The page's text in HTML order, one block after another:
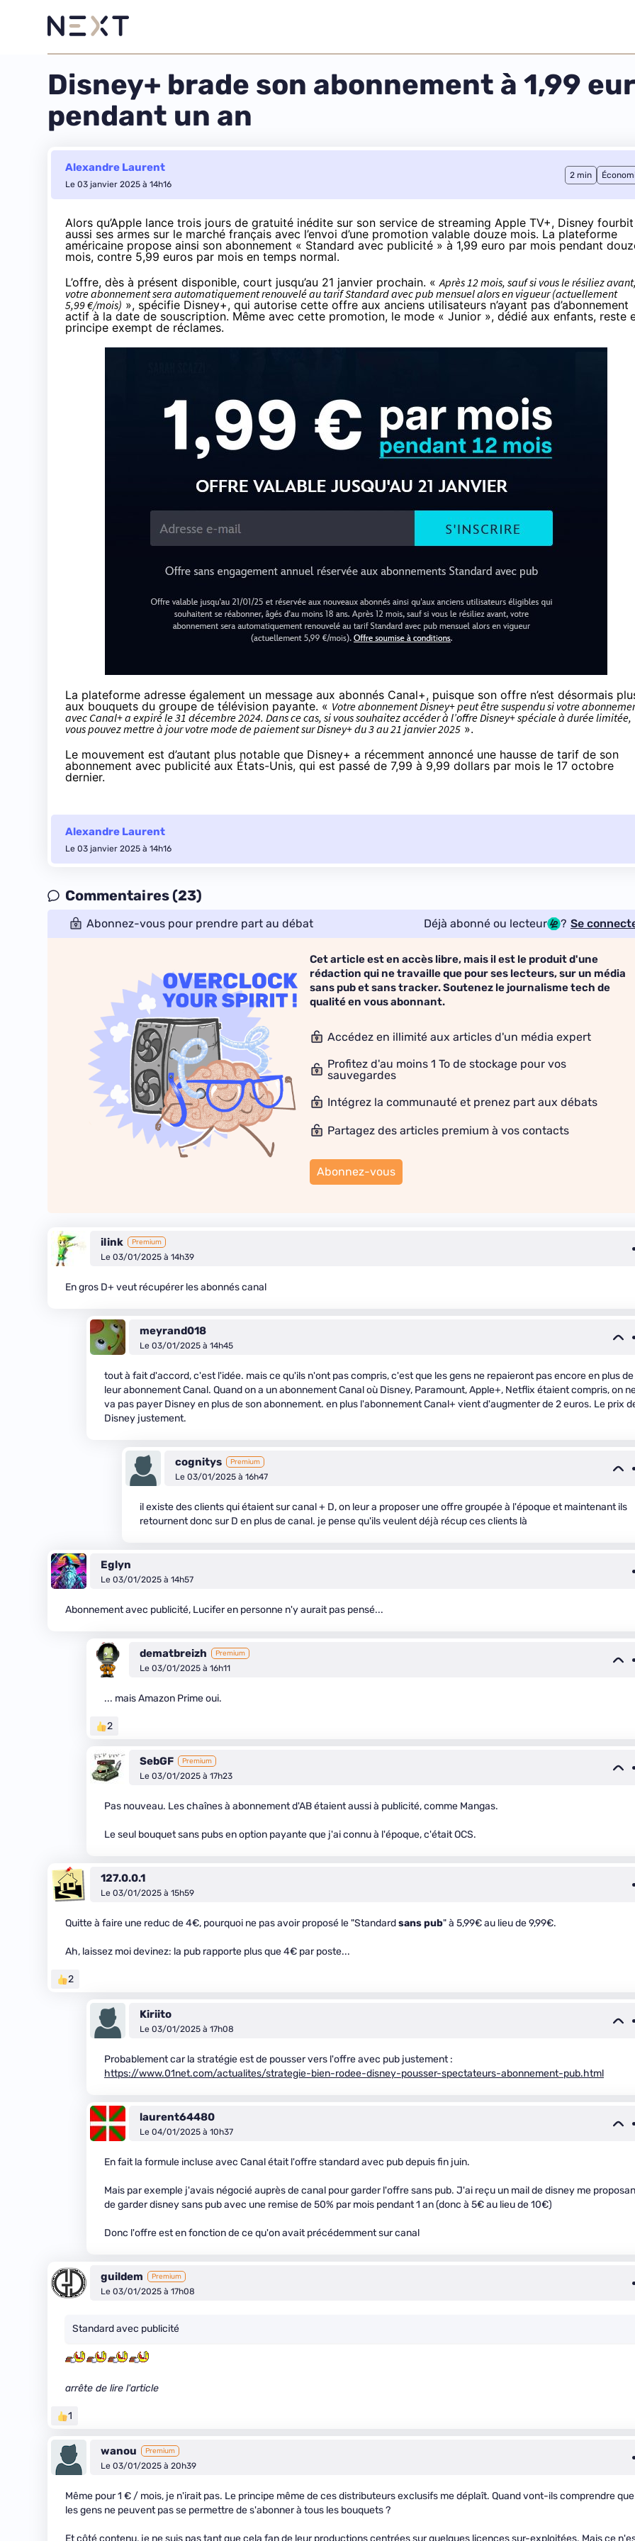
Disney+ brade son abonnement à 1,99
pendant un an
Alexandre Laurent
Le 03 janvier 2025 à 14h16
2 min
Alors qu’Apple lance trois jours de gratuité inédite sur son service de streaming Apple TV+, Disney fourbit
aussi ses armes sur le marché français avec l’envoi d’une promotion valable douze mois. La plateforme
américaine propose ainsi son abonnement « Standard avec publicité » à 1,99 euro par mois pendant
mois, contre 5,99 euros par mois en temps normal.
L’offre, dès à présent disponible, court jusqu’au 21 janvier prochain. «Après 12 mois, sauf si vous le résiliez
votre abonnement sera automatiquement renouvelé au tarif Standard avec pub mensuel alors en vigueur (actuellement
5,99 €/mois) », spécifie Disney+, qui autorise cette offre aux anciens utilisateurs n’ayant pas d’abonnement
actif à la date de souscription. Même avec cette promotion, le mode « Junior », dédié aux enfants, reste
principe exempt de réclames.
La plateforme adresse également un message aux abonnés Canal+, puisque son offre n’est désormais
aux bouquets du groupe de télévision payante. « Votre abonnement Disney+ peut être suspendu si votre
avec Canal+ a expiré le 31 décembre 2024. Dans ce cas, si vous souhaitez accéder à l’offre Disney+ spéciale à durée limitée,
vous pouvez mettre à jour votre mode de paiement sur Disney+ du 3 au 21 janvier 2025 ».
Le mouvement est d’autant plus notable que Disney+ a récemment annoncé une hausse de tarif de son
abonnement avec publicité aux États-Unis, qui est passé de 7,99 à 9,99 dollars par mois le 17 octobre
dernier.
Alexandre Laurent
Le 03 janvier 2025 à 14h16
Commentaires (23)
Abonnez-vous pour prendre part au débat Déjà abonné ou lecteur ? Se
Cet article est en accès libre, mais il est le produit d'une
rédaction qui ne travaille que pour ses lecteurs, sur un média
sans pub et sans tracker. Soutenez le journalisme tech de
qualité en vous abonnant.
Accédez en illimité aux articles d'un média expert
Profitez d'au moins 1 To de stockage pour vos
sauvegardes
Intégrez la communauté et prenez part aux débats
Partagez des articles premium à vos contacts
Abonnez-vous
ilink Premium
Le 03/01/2025 à 14h39
En gros D+ veut récupérer les abonnés canal
meyrand018
Le 03/01/2025 à 14h45
tout à fait d'accord, c'est l'idée. mais ce qu'ils n'ont pas compris, c'est que les gens ne repaieront pas encore en plus de
leur abonnement Canal. Quand on a un abonnement Canal où Disney, Paramount, Apple+, Netflix étaient compris, on
va pas payer Disney en plus de son abonnement. en plus l'abonnement Canal+ vient d'augmenter de 2 euros. Le prix
Disney justement.
cognitys Premium
Le 03/01/2025 à 16h47
il existe des clients qui étaient sur canal + D, on leur a proposer une offre groupée à l'époque et maintenant ils
retournent donc sur D en plus de canal. je pense qu'ils veulent déjà récup ces clients là
Eglyn
Le 03/01/2025 à 14h57
Abonnement avec publicité, Lucifer en personne n'y aurait pas pensé...
dematbreizh Premium
Le 03/01/2025 à 16h11
... mais Amazon Prime oui.
2
SebGF Premium
Le 03/01/2025 à 17h23
Pas nouveau. Les chaînes à abonnement d'AB étaient aussi à publicité, comme Mangas.
Le seul bouquet sans pubs en option payante que j'ai connu à l'époque, c'était OCS.
127.0.0.1
Le 03/01/2025 à 15h59
Quitte à faire une reduc de 4€, pourquoi ne pas avoir proposé le "Standardsans pub" à 5,99€ au lieu de 9,99€.
Ah, laissez moi devinez: la pub rapporte plus que 4€ par poste...
2
Kiriito
Le 03/01/2025 à 17h08
Probablement car la stratégie est de pousser vers l'offre avec pub justement :
https://www.01net.com/actualites/strategie-bien-rodee-disney-pousser-spectateurs-abonnement-pub.html
laurent64480
Le 04/01/2025 à 10h37
En fait la formule incluse avec Canal était l'offre standard avec pub depuis fin juin.
Mais par exemple j'avais négocié auprès de canal pour garder l'offre sans pub. J'ai reçu un mail de disney me
de garder disney sans pub avec une remise de 50% par mois pendant 1 an (donc à 5€ au lieu de 10€)
Donc l'offre est en fonction de ce qu'on avait précédemment sur canal
guildem Premium
Le 03/01/2025 à 17h08
Standard avec publicité
arrête de lire l'article
1
wanou Premium
Le 03/01/2025 à 20h39
Même pour 1 € / mois, je n'irait pas. Le principe même de ces distributeurs exclusifs me déplaît. Quand vont-ils comprendre que
les gens ne peuvent pas se permettre de s'abonner à tous les bouquets ?
Et côté contenu, je ne suis pas tant que cela fan de leur productions centrées sur quelques licences sur-exploitées. Mais ce